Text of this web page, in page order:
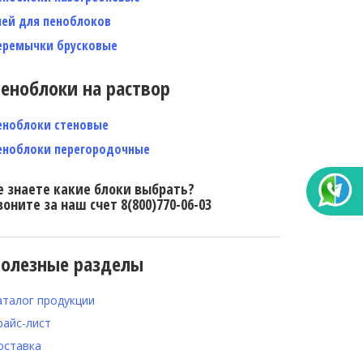
для пеноблоков
брусковые
на раствор
стеновые
перегородочные
знаете какие блоки выбрать?
за наш счет 8(800)770-06-03
разделы
продукции
лист